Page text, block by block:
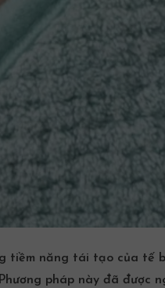
tiềm năng tái tạo của tế
pháp này đã được